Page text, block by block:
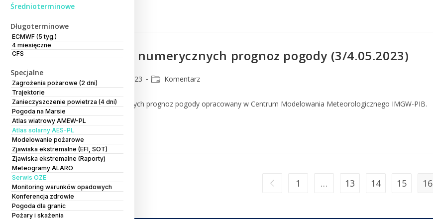
Średnioterminowe
Długoterminowe
ECMWF (5 tyg.)
4 miesięczne
CFS
Specjalne
Zagrożenia pożarowe (2 dni)
Trajektorie
Zanieczyszczenie powietrza (4 dni)
Pogoda na Marsie
Atlas wiatrowy AMEW-PL
Atlas solarny AES-PL
Modelowanie pożarowe
Zjawiska ekstremalne (EFI, SOT)
Zjawiska ekstremalne (Raporty)
Meteogramy ALARO
Serwis OZE
Monitoring warunków opadowych
Konferencja zdrowie
Pogoda dla granic
Pożary i skażenia
Czytaj Dalej
Komentarz do numerycznych prognoz pogody (3/4.05.2023)
CMM 3 maja 2023 Komentarz
Komentarz do numerycznych prognoz pogody opracowany w Centrum Modelowania Meteorologicznego IMGW-PIB.
Czytaj Dalej
1 … 13 14 15 16